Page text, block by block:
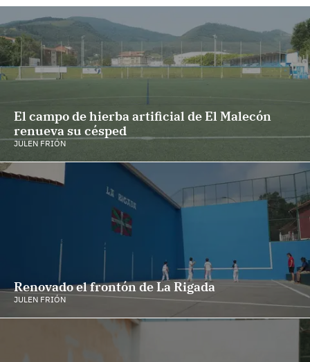
El campo de hierba artificial de El Malecón
renueva su césped
JULEN FRIÓN
Renovado el frontón de La Rigada
JULEN FRIÓN